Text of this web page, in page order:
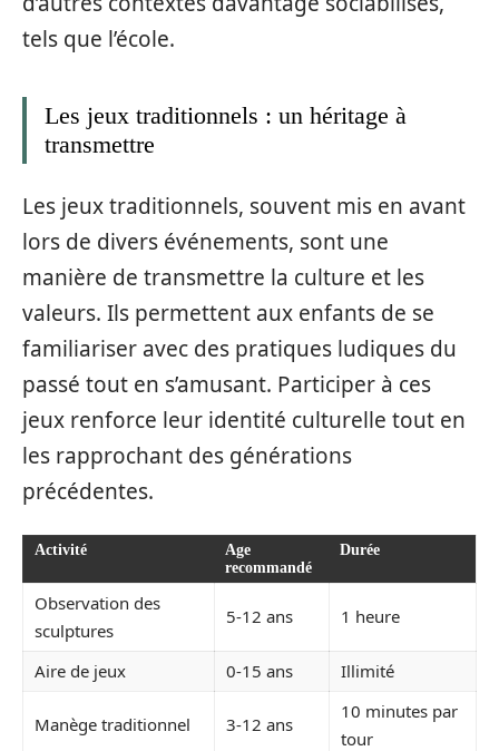
tels que l’école.
Les jeux traditionnels : un héritage à
transmettre
Les jeux traditionnels, souvent mis en avant
lors de divers événements, sont une
manière de transmettre la culture et les
valeurs. Ils permettent aux enfants de se
familiariser avec des pratiques ludiques du
passé tout en s’amusant. Participer à ces
jeux renforce leur identité culturelle tout en
les rapprochant des générations
précédentes.
Activité
Age
recommandé
Durée
Observation des
sculptures
5-12 ans 1 heure
Aire de jeux 0-15 ans Illimité
Manège traditionnel 3-12 ans
10 minutes par
tour